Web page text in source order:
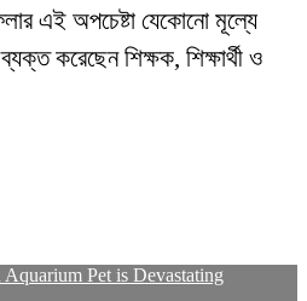
এই অপচেষ্টা যেকোনো মূল্যে
করেছেন শিক্ষক, শিক্ষার্থী ও
Pet is Devastating